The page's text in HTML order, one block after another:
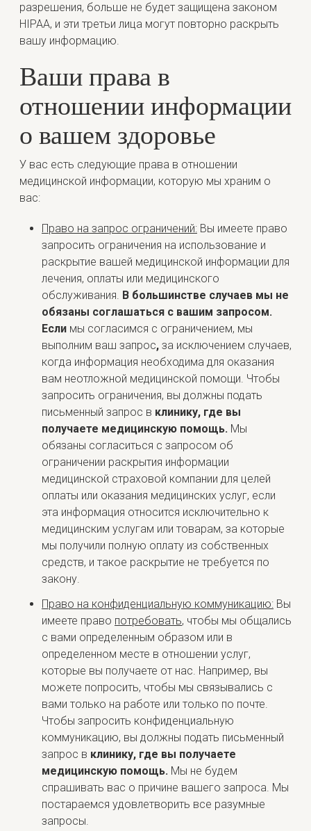
разрешения, больше не будет защищена законом
HIPAA, и эти третьи лица могут повторно раскрыть
вашу информацию.
Ваши права в
отношении информации
о вашем здоровье
У вас есть следующие права в отношении
медицинской информации, которую мы храним о
вас:
Право на запрос ограничений: Вы имеете право
запросить ограничения на использование и
раскрытие вашей медицинской информации для
лечения, оплаты или медицинского
обслуживания. В большинстве случаев мы не
обязаны соглашаться с вашим запросом.
Если мы согласимся с ограничением, мы
выполним ваш запрос, за исключением случаев,
когда информация необходима для оказания
вам неотложной медицинской помощи. Чтобы
запросить ограничения, вы должны подать
письменный запрос в клинику, где вы
получаете медицинскую помощь. Мы
обязаны согласиться с запросом об
ограничении раскрытия информации
медицинской страховой компании для целей
оплаты или оказания медицинских услуг, если
эта информация относится исключительно к
медицинским услугам или товарам, за которые
мы получили полную оплату из собственных
средств, и такое раскрытие не требуется по
закону.
Право на конфиденциальную коммуникацию: Вы
имеете право потребовать, чтобы мы общались
с вами определенным образом или в
определенном месте в отношении услуг,
которые вы получаете от нас. Например, вы
можете попросить, чтобы мы связывались с
вами только на работе или только по почте.
Чтобы запросить конфиденциальную
коммуникацию, вы должны подать письменный
запрос в клинику, где вы получаете
медицинскую помощь. Мы не будем
спрашивать вас о причине вашего запроса. Мы
постараемся удовлетворить все разумные
запросы.